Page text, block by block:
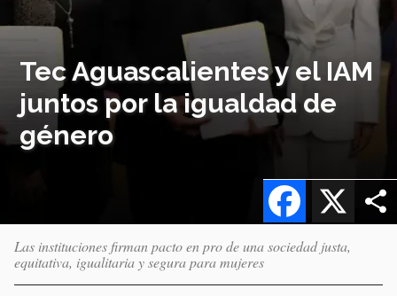
Tec Aguascalientes y el IAM
juntos por la igualdad de
género
X
Facebook
Las instituciones firman pacto en pro de una sociedad justa,
equitativa, igualitaria y segura para mujeres